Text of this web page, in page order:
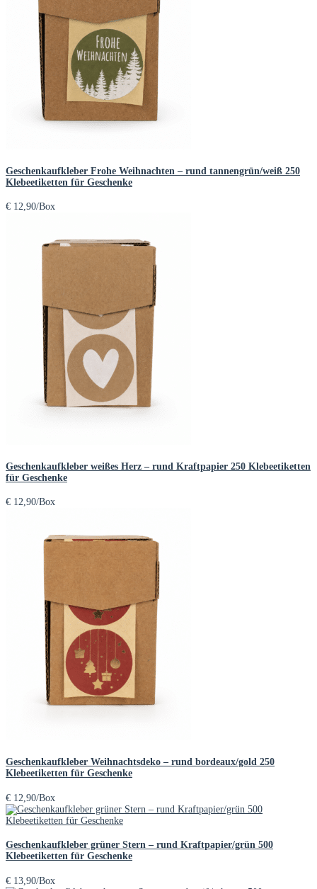
Geschenkaufkleber Frohe Weihnachten – rund tannengrün/weiß 250
Klebeetiketten für Geschenke
€ 12,90/Box
Geschenkaufkleber weißes Herz – rund Kraftpapier 250 Klebeetiketten
für Geschenke
€ 12,90/Box
Geschenkaufkleber Weihnachtsdeko – rund bordeaux/gold 250
Klebeetiketten für Geschenke
€ 12,90/Box
Geschenkaufkleber grüner Stern – rund Kraftpapier/grün 500
Klebeetiketten für Geschenke
€ 13,90/Box